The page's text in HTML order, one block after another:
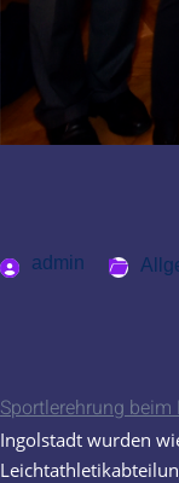
admin
Sportlerehrung beim
Ingolstadt wurden